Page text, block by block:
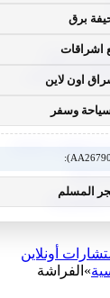
RSS
الذات
»الفراشة
برق
اشراقات
اون لاين
وسفر
المسلم